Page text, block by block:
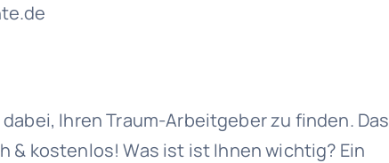
Ihren Traum-Arbeitgeber zu finden. Das
& kostenlos! Was ist ist Ihnen wichtig? Ein